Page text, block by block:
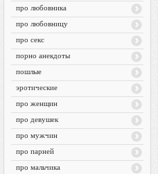
про любовника
про любовницу
про секс
порно анекдоты
пошлые
эротические
про женщин
про девушек
про мужчин
про парней
про мальчика